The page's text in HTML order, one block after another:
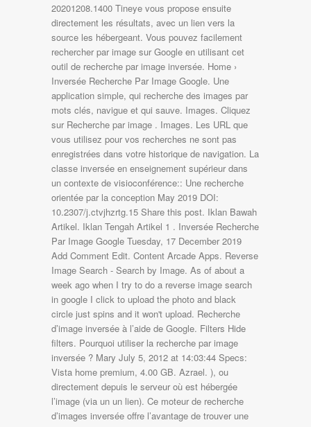
20201208.1400 Tineye vous propose ensuite
directement les résultats, avec un lien vers la
source les hébergeant. Vous pouvez facilement
rechercher par image sur Google en utilisant cet
outil de recherche par image inversée. Home ›
Inversée Recherche Par Image Google. Une
application simple, qui recherche des images par
mots clés, navigue et qui sauve. Images. Cliquez
sur Recherche par image . Images. Les URL que
vous utilisez pour vos recherches ne sont pas
enregistrées dans votre historique de navigation. La
classe inversée en enseignement supérieur dans
un contexte de visioconférence:: Une recherche
orientée par la conception May 2019 DOI:
10.2307/j.ctvjhzrtg.15 Share this post. Iklan Bawah
Artikel. Iklan Tengah Artikel 1 . Inversée Recherche
Par Image Google Tuesday, 17 December 2019
Add Comment Edit. Content Arcade Apps. Reverse
Image Search - Search by Image. As of about a
week ago when I try to do a reverse image search
in google I click to upload the photo and black
circle just spins and it won't upload. Recherche
d’image inversée à l’aide de Google. Filters Hide
filters. Pourquoi utiliser la recherche par image
inversée ? Mary July 5, 2012 at 14:03:44 Specs:
Vista home premium, 4.00 GB. Azrael. ), ou
directement depuis le serveur où est hébergée
l’image (via un un lien). Ce moteur de recherche
d’images inversée offre l’avantage de trouver une